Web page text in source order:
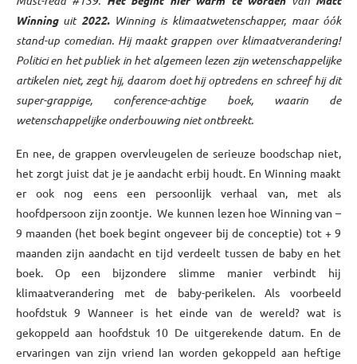
Winning uit 2022. Winning is klimaatwetenschapper, maar óók
stand-up comedian. Hij maakt grappen over klimaatverandering!
Politici en het publiek in het algemeen lezen zijn wetenschappelijke
artikelen niet, zegt hij, daarom doet hij optredens en schreef hij dit
super-grappige, conference-achtige boek, waarin de
wetenschappelijke onderbouwing niet ontbreekt.
En nee, de grappen overvleugelen de serieuze boodschap niet,
het zorgt juist dat je je aandacht erbij houdt. En Winning maakt
er ook nog eens een persoonlijk verhaal van, met als
hoofdpersoon zijn zoontje. We kunnen lezen hoe Winning van –
9 maanden (het boek begint ongeveer bij de conceptie) tot + 9
maanden zijn aandacht en tijd verdeelt tussen de baby en het
boek. Op een bijzondere slimme manier verbindt hij
klimaatverandering met de baby-perikelen. Als voorbeeld
hoofdstuk 9 Wanneer is het einde van de wereld? wat is
gekoppeld aan hoofdstuk 10 De uitgerekende datum. En de
ervaringen van zijn vriend Ian worden gekoppeld aan heftige